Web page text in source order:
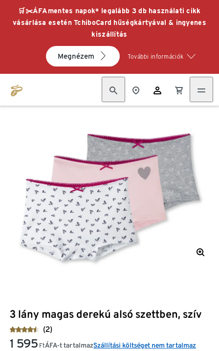
🛒✂️ÁFAmentes napok* legalább 3 db használati cikk
vásárlása esetén TchiboCard hűségkártyával & ingyenes
kiszállítás
Megnézem További információk
3 lány magas derekú alsó szettben, szív
(2)
1 595 FtÁFA-t tartalmazSzállítási költséget nem tartalmaz